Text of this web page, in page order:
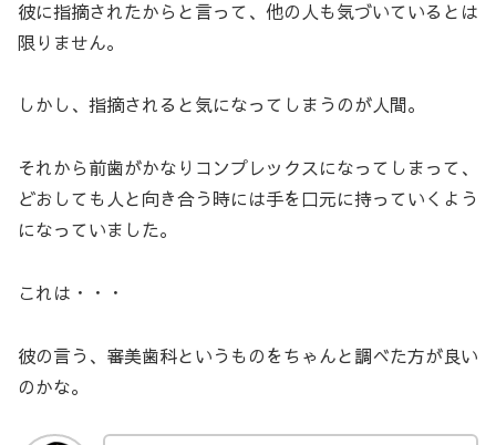
彼に指摘されたからと言って、他の人も気づいているとは
限りません。
しかし、指摘されると気になってしまうのが人間。
それから前歯がかなりコンプレックスになってしまって、
どおしても人と向き合う時には手を口元に持っていくよう
になっていました。
これは・・・
彼の言う、審美歯科というものをちゃんと調べた方が良い
のかな。